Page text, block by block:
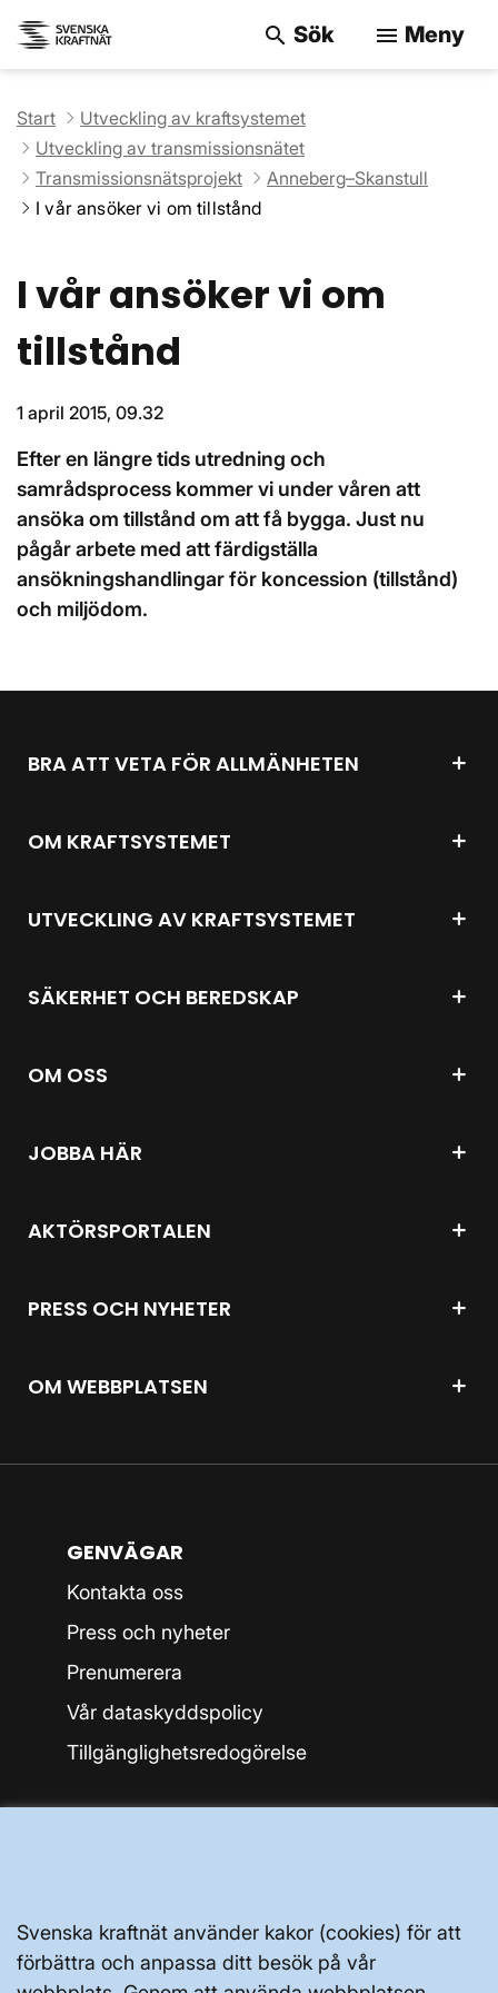
search Sök menu Meny
Svenska kraftnät använder kakor (cookies) för att
förbättra och anpassa ditt besök på vår
Start
Utveckling av kraftsystemet
Utveckling av transmissionsnätet
Transmissionsnätsprojekt
Anneberg–Skanstull
I vår ansöker vi om tillstånd
I vår ansöker vi om
tillstånd
1 april 2015, 09.32
Efter en längre tids utredning och
samrådsprocess kommer vi under våren att
ansöka om tillstånd om att få bygga. Just nu
pågår arbete med att färdigställa
ansökningshandlingar för koncession (tillstånd)
och miljödom.
BRA ATT VETA FÖR ALLMÄNHETEN
OM KRAFTSYSTEMET
UTVECKLING AV KRAFTSYSTEMET
SÄKERHET OCH BEREDSKAP
OM OSS
JOBBA HÄR
AKTÖRSPORTALEN
PRESS OCH NYHETER
OM WEBBPLATSEN
Svenska kraftnät, Box 1200, 172 24
Sundbyberg
GENVÄGAR
Kontakta oss
Press och nyheter
Prenumerera
Vår dataskyddspolicy
Tillgänglighetsredogörelse